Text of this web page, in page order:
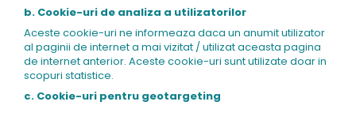
b. Cookie-uri de analiza a utilizatorilor
Aceste cookie-uri ne informeaza daca un anumit utilizator
al paginii de internet a mai vizitat / utilizat aceasta pagina
de internet anterior. Aceste cookie-uri sunt utilizate doar in
scopuri statistice.
c. Cookie-uri pentru geotargeting